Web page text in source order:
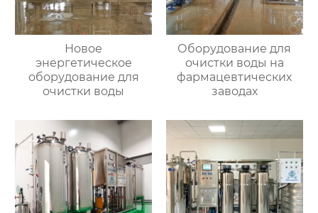
Новое
энергетическое
оборудование для
очистки воды
Оборудование для
очистки воды на
фармацевтических
заводах